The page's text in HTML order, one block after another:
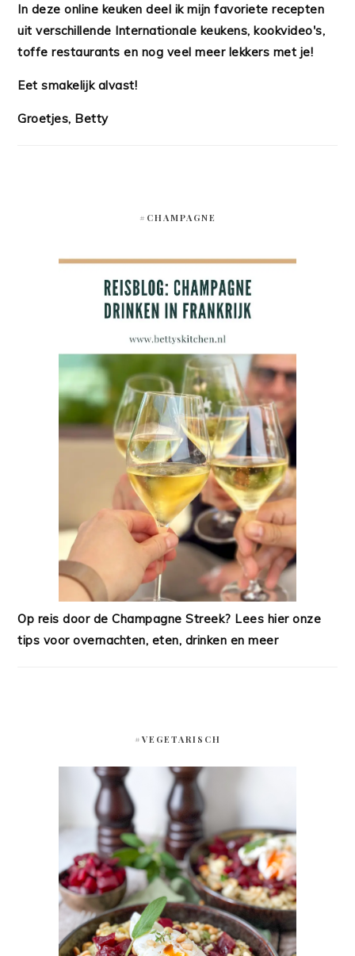
In deze online keuken deel ik mijn favoriete recepten
uit verschillende Internationale keukens, kookvideo's,
toffe restaurants en nog veel meer lekkers met je!
Eet smakelijk alvast!
Groetjes, Betty
#CHAMPAGNE
Op reis door de Champagne Streek? Lees hier onze
tips voor overnachten, eten, drinken en meer
#VEGETARISCH